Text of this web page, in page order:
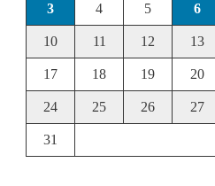
3 4 5 6
10 11 12 13
17 18 19 20
24 25 26 27
31